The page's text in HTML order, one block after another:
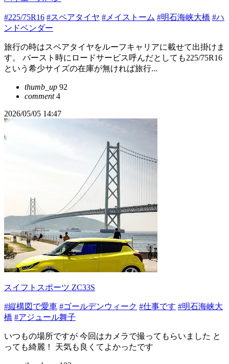
#225/75R16 #スペアタイヤ #メイストーム #明石海峡大橋 #ハ
ンドベンダー
旅行の時はスペアタイヤをルーフキャリアに載せて出掛けま
す。 バースト時にロードサービス呼んだとしても225/75R16
という希少サイズの在庫が無ければ旅行...
thumb_up 92
comment4
2026/05/05 14:47
スイフトスポーツ ZC33S
#縦構図で愛車 #ゴールデンウィーク #仕事です #明石海峡大
橋 #アジュール舞子
いつもの場所ですが 今回はカメラで撮ってもらいました と
っても綺麗！ 天気も良くてよかったです